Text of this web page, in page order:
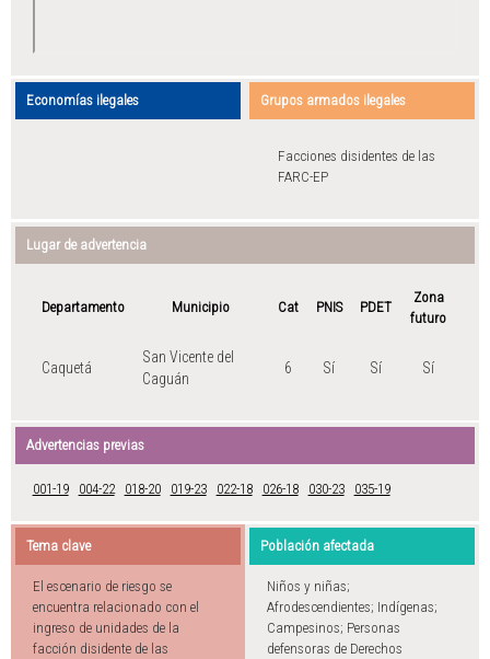
Economías ilegales Grupos armados ilegales
Facciones disidentes de las
FARC-EP
Lugar de advertencia
Departamento Municipio Cat PNIS PDET
Zona
futuro
Caquetá
San Vicente del
Caguán
6 Sí Sí Sí
Advertencias previas
001-19 004-22 018-20 019-23 022-18 026-18 030-23 035-19
Tema clave
El escenario de riesgo se
encuentra relacionado con el
ingreso de unidades de la
facción disidente de las
Población afectada
Niños y niñas;
Afrodescendientes; Indígenas;
Campesinos; Personas
defensoras de Derechos